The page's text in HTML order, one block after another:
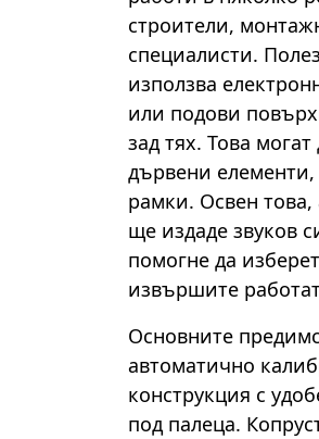
строители,
специалисти.
използва
или подови
зад тях. Това
дървени
рамки. Освен това,
ще издаде звуков
помогне да
извършите
Основните
автоматично
конструкция с
под палеца.